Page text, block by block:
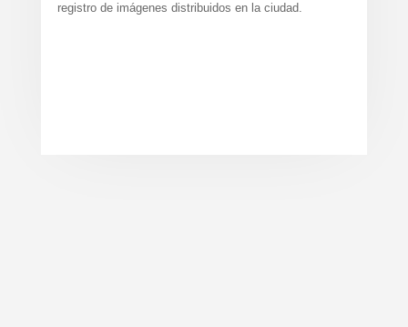
registro de imágenes distribuidos en la ciudad.